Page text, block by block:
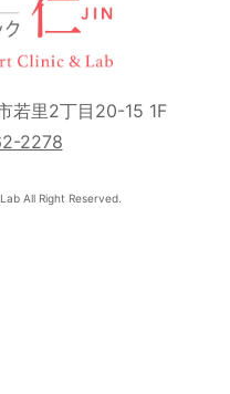
若里2丁目20-15 1F
2278
All Right Reserved.